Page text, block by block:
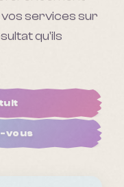
services sur
qu'ils
vous